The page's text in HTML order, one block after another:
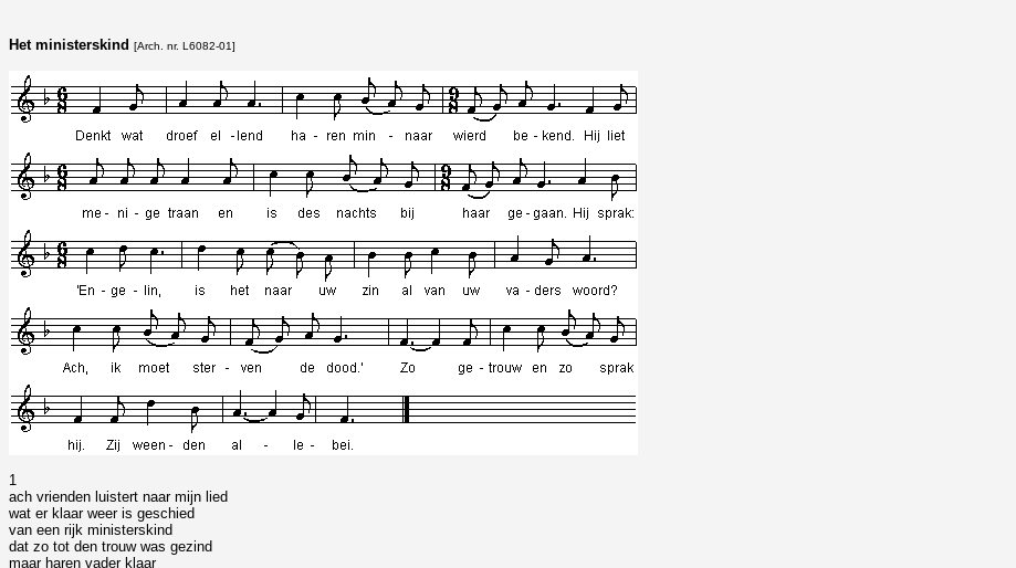
Het ministerskind [Arch. nr. L6082-01]
1
ach vrienden luistert naar mijn lied
wat er klaar weer is geschied
van een rijk ministerskind
dat zo tot den trouw was gezind
maar haren vader klaar